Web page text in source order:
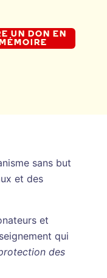
UN DON EN
sans but
et des
et
qui
des